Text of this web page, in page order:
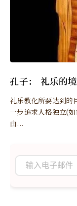
孔子： 礼乐的
礼乐教化所要达到的
一步追求人格独立(
由...